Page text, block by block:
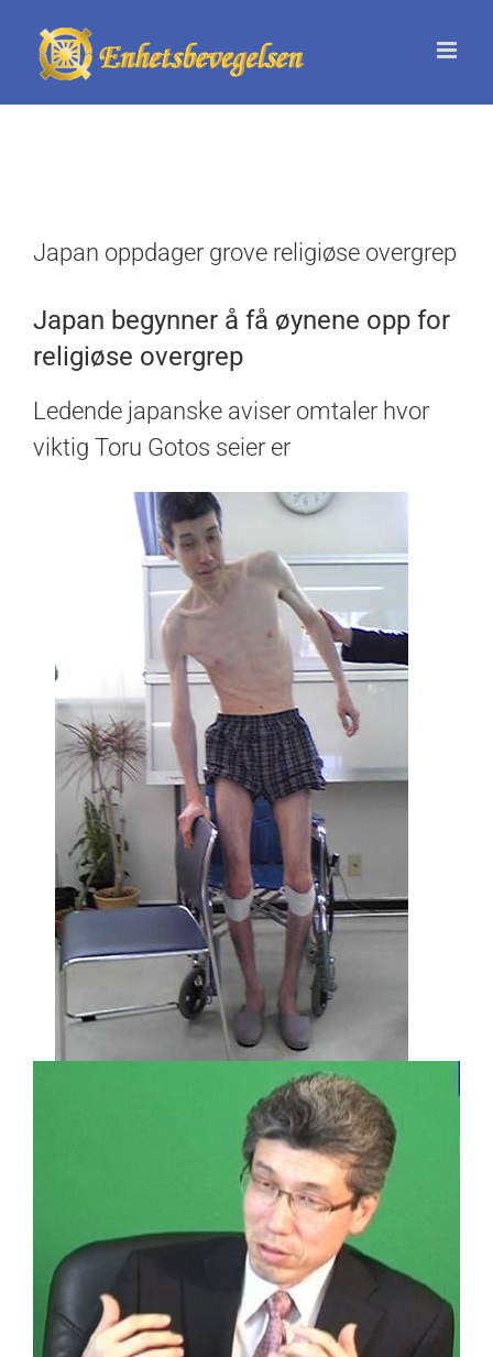
content
Japan oppdager grove religiøse overgrep
Japan begynner å få øynene opp for
religiøse overgrep
Ledende japanske aviser omtaler hvor
viktig Toru Gotos seier er